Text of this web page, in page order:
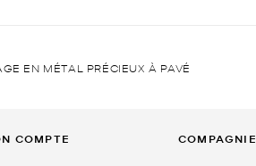
EN MÉTAL PRÉCIEUX À PAVÉ
COMPTE COMPAGNIE